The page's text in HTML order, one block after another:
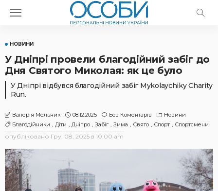
НОВИНИ
У Дніпрі провели благодійний забіг до
Дня Святого Миколая: як це було
У Дніпрі відбувся благодійний забіг Mykolaychiky Charity
Run.
Валерія Мельник 08.12.2025 Без Коментарів
Новини
Благодійники
Діти Дніпро Забіг Зима Свято Спорт Спортсмени
опубліковано Гру. 08, 2025 в 10:00 am